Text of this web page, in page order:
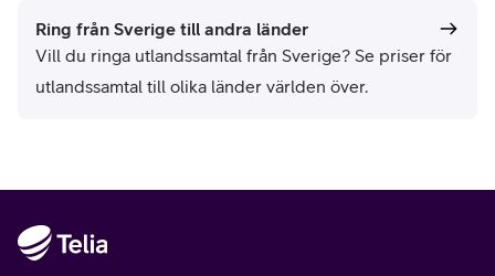
Ring från Sverige till andra länder
Vill du ringa utlandssamtal från Sverige? Se priser för
utlandssamtal till olika länder världen över.